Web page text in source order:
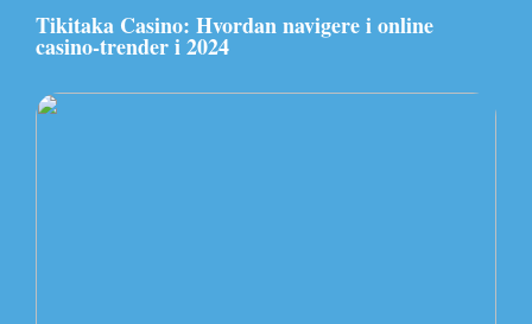
Tikitaka Casino: Hvordan navigere i online
casino-trender i 2024